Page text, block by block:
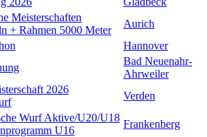
Meisterschaften
+ Rahmen 5000 Meter
Aurich
Hannover
Bad Neuenahr-
Ahrweiler
2026
Verden
Wurf Aktive/U20/U18
U16
Frankenberg